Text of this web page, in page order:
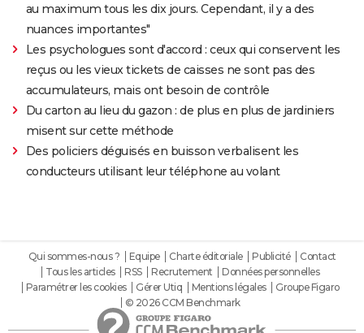
au maximum tous les dix jours. Cependant, il y a des
nuances importantes"
Les psychologues sont d'accord : ceux qui conservent les
reçus ou les vieux tickets de caisses ne sont pas des
accumulateurs, mais ont besoin de contrôle
Du carton au lieu du gazon : de plus en plus de jardiniers
misent sur cette méthode
Des policiers déguisés en buisson verbalisent les
conducteurs utilisant leur téléphone au volant
Qui sommes-nous ? Equipe Charte éditoriale Publicité
Contact
Tous les articles
RSS Recrutement
Données personnelles
Paramétrer les cookies
Gérer Utiq Mentions légales
Groupe Figaro
© 2026 CCM Benchmark